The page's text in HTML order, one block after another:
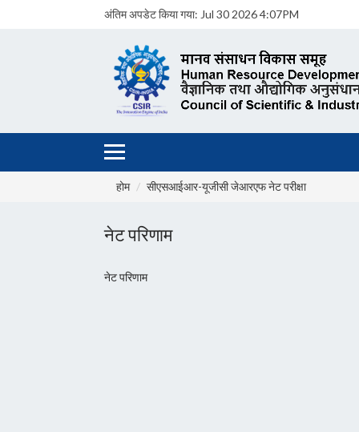
अंतिम अपडेट किया गया: Jul 30 2026 4:07PM
होम सीएसआईआर-यूजीसी जेआरएफ नेट परीक्षा
नेट परिणाम
नेट परिणाम